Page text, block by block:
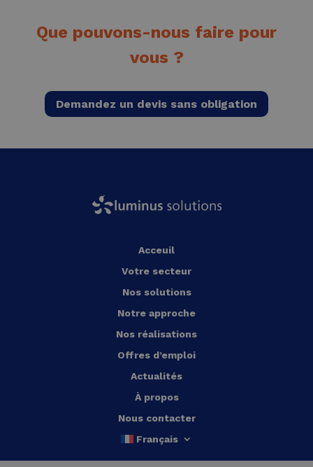
Que pouvons-nous faire pour
vous ?
Demandez un devis sans obligation
Acceuil
Votre secteur
Nos solutions
Notre approche
Nos réalisations
Offres d’emploi
Actualités
À propos
Nous contacter
Français